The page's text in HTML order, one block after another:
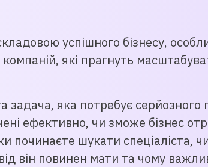
успішного бізнесу,
які прагнуть
яка потребує
ефективно, чи зможе бізнес
починаєте шукати спеціаліста,
він повинен мати та чому